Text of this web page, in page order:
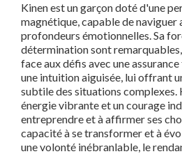
Kinen est un garçon doté d'une
magnétique, capable de naviguer
profondeurs émotionnelles. Sa
détermination sont
face aux défis avec une
une intuition aiguisée, lui offrant
subtile des situations complexes.
énergie vibrante et un courage
entreprendre et à affirmer ses
capacité à se transformer et à
une volonté inébranlable, le